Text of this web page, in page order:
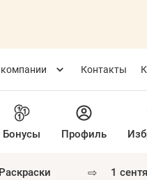
Контакты
Бонусы Профиль
раскраски ⇨ 1